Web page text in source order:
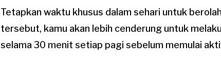
Tetapkan waktu khusus dalam sehari untuk
tersebut, kamu akan lebih cenderung untuk
selama 30 menit setiap pagi sebelum memulai